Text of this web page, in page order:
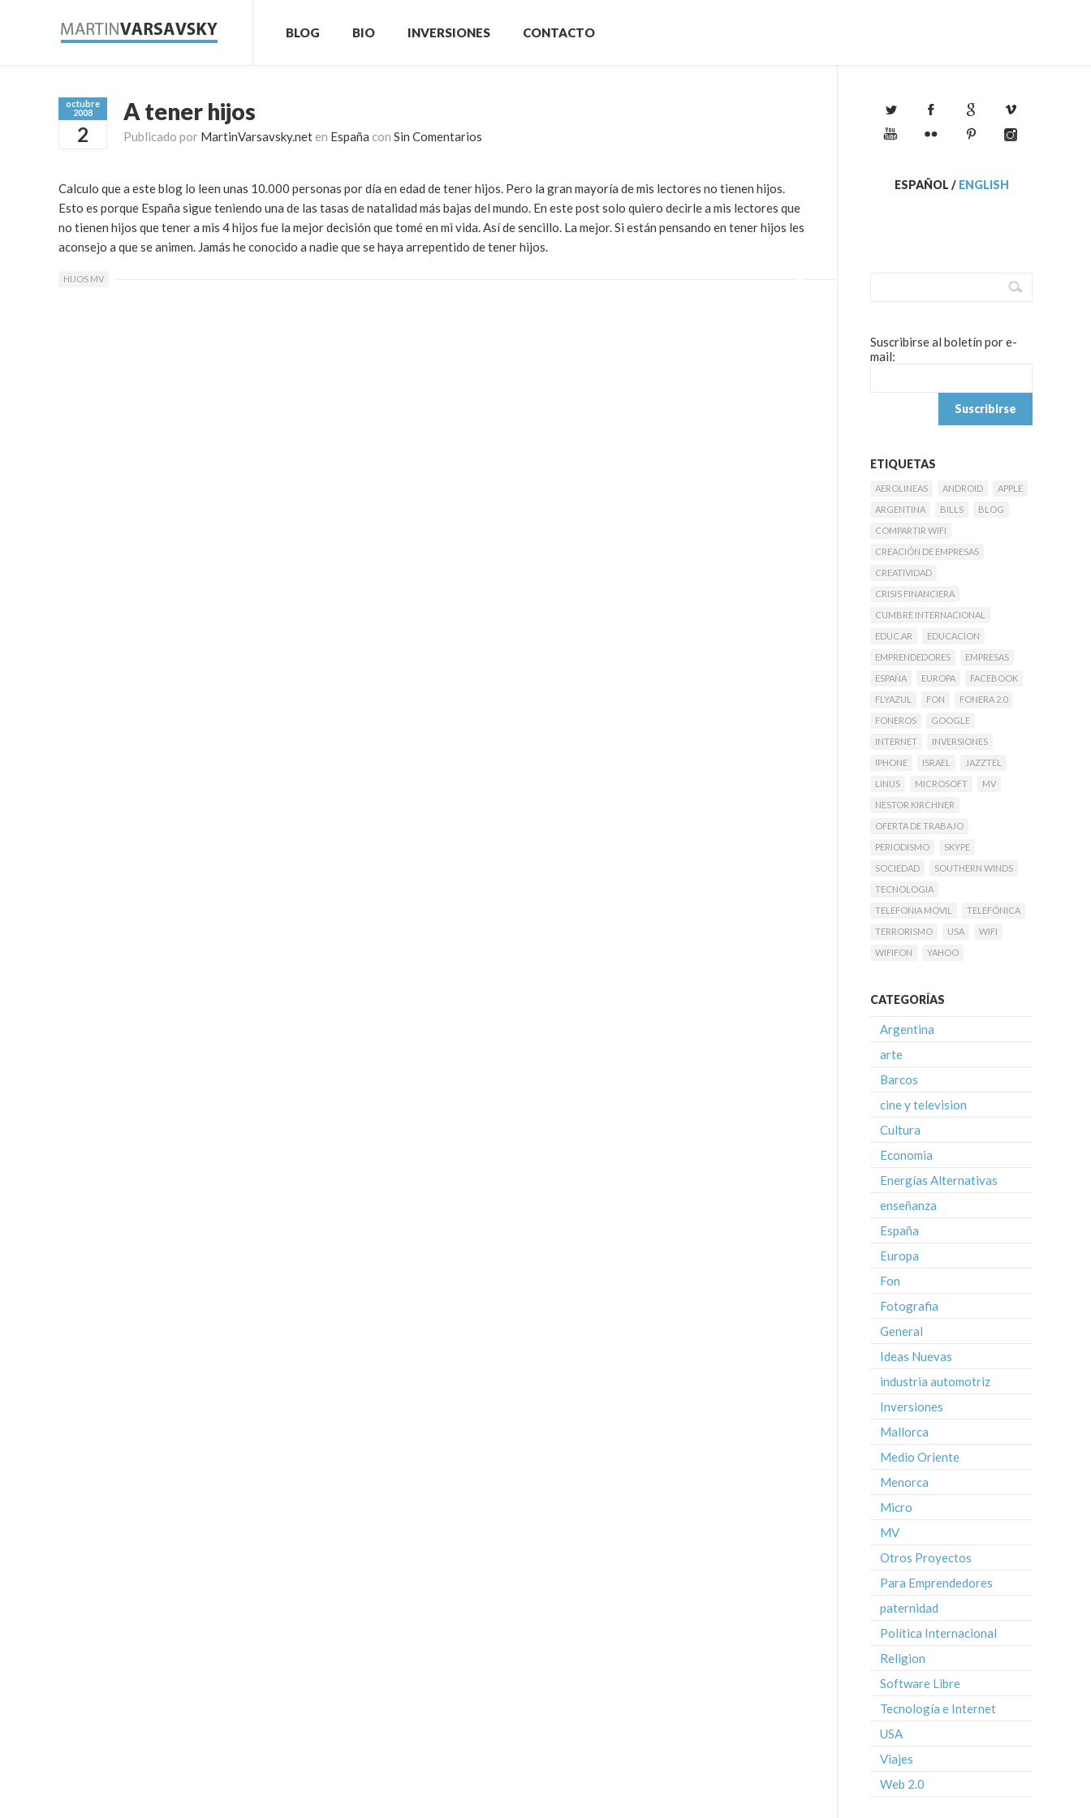
BLOG BIO INVERSIONES CONTACTO
octubre
2008
2
A tener hijos
Publicado por MartinVarsavsky.net en España con Sin Comentarios
Calculo que a este blog lo leen unas 10.000 personas por día en edad de tener hijos. Pero la gran mayoría de mis lectores no tienen hijos.
Esto es porque España sigue teniendo una de las tasas de natalidad más bajas del mundo. En este post solo quiero decirle a mis lectores que
no tienen hijos que tener a mis 4 hijos fue la mejor decisión que tomé en mi vida. Así de sencillo. La mejor. Si están pensando en tener hijos les
aconsejo a que se animen. Jamás he conocido a nadie que se haya arrepentido de tener hijos.
HIJOS MV
ESPAÑOL / ENGLISH
Suscribirse al boletín por e-
mail:
ETIQUETAS
AEROLINEAS ANDROID
APPLE
ARGENTINA
BILLS
BLOG
COMPARTIR WIFI
CREACIÓN DE EMPRESAS
CREATIVIDAD
CRISIS FINANCIERA
CUMBRE INTERNACIONAL
EDUC.AR
EDUCACION
EMPRENDEDORES
EMPRESAS
ESPAÑA
EUROPA
FACEBOOK
FLYAZUL
FON
FONERA 2.0
FONEROS
GOOGLE
INTERNET
INVERSIONES
IPHONE
ISRAEL
JAZZTEL
LINUS
MICROSOFT
MV
NESTOR KIRCHNER
OFERTA DE TRABAJO
PERIODISMO
SKYPE
SOCIEDAD
SOUTHERN WINDS
TECNOLOGIA
TELEFONIA MOVIL
TELEFÓNICA
TERRORISMO
USA
WIFI
WIFIFON
YAHOO
CATEGORÍAS
Argentina
arte
Barcos
cine y television
Cultura
Economia
Energías Alternativas
enseñanza
España
Europa
Fon
Fotografia
General
Ideas Nuevas
industria automotriz
Inversiones
Mallorca
Medio Oriente
Menorca
Micro
MV
Otros Proyectos
Para Emprendedores
paternidad
Política Internacional
Religion
Software Libre
Tecnología e Internet
USA
Viajes
Web 2.0